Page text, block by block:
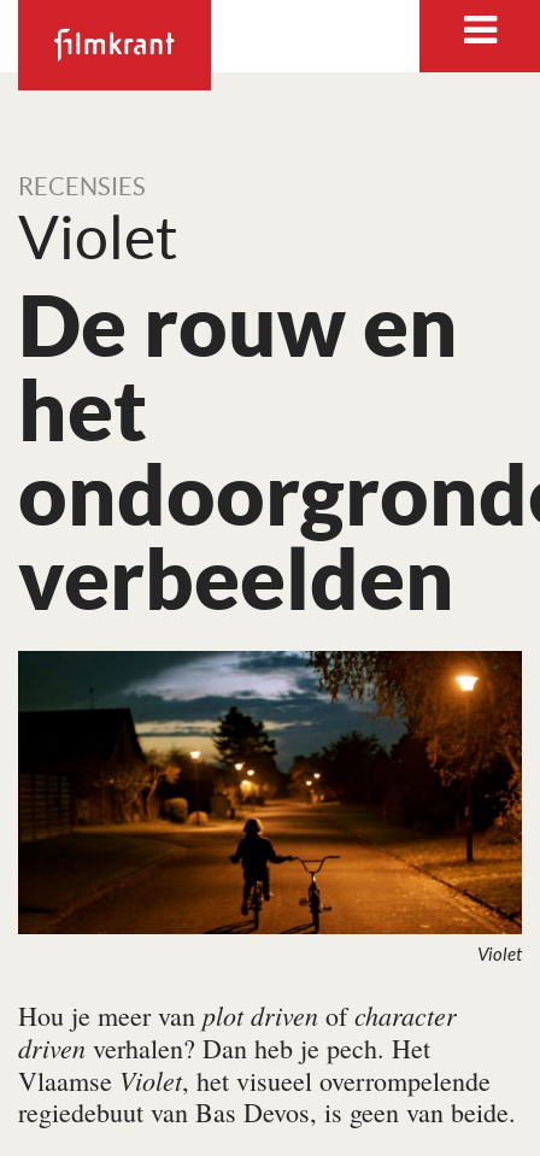
RECENSIES
Violet
De rouw en
het
verbeelden
Violet
Hou je meer van plot driven ofcharacter
driven verhalen? Dan heb je pech. Het
Vlaamse Violet, het visueel overrompelende
regiedebuut van Bas Devos, is geen van beide.